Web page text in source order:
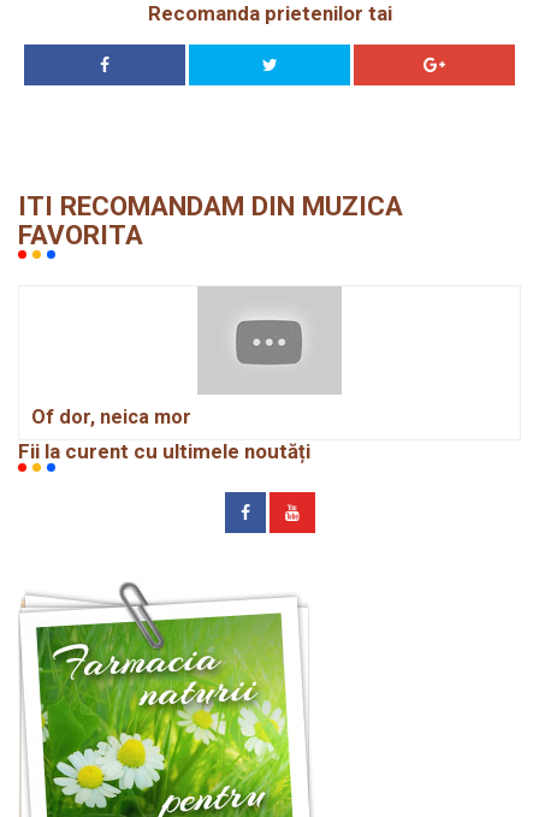
Recomanda prietenilor tai
ITI RECOMANDAM DIN MUZICA
FAVORITA
Of dor, neica mor
Fii la curent cu ultimele noutăți